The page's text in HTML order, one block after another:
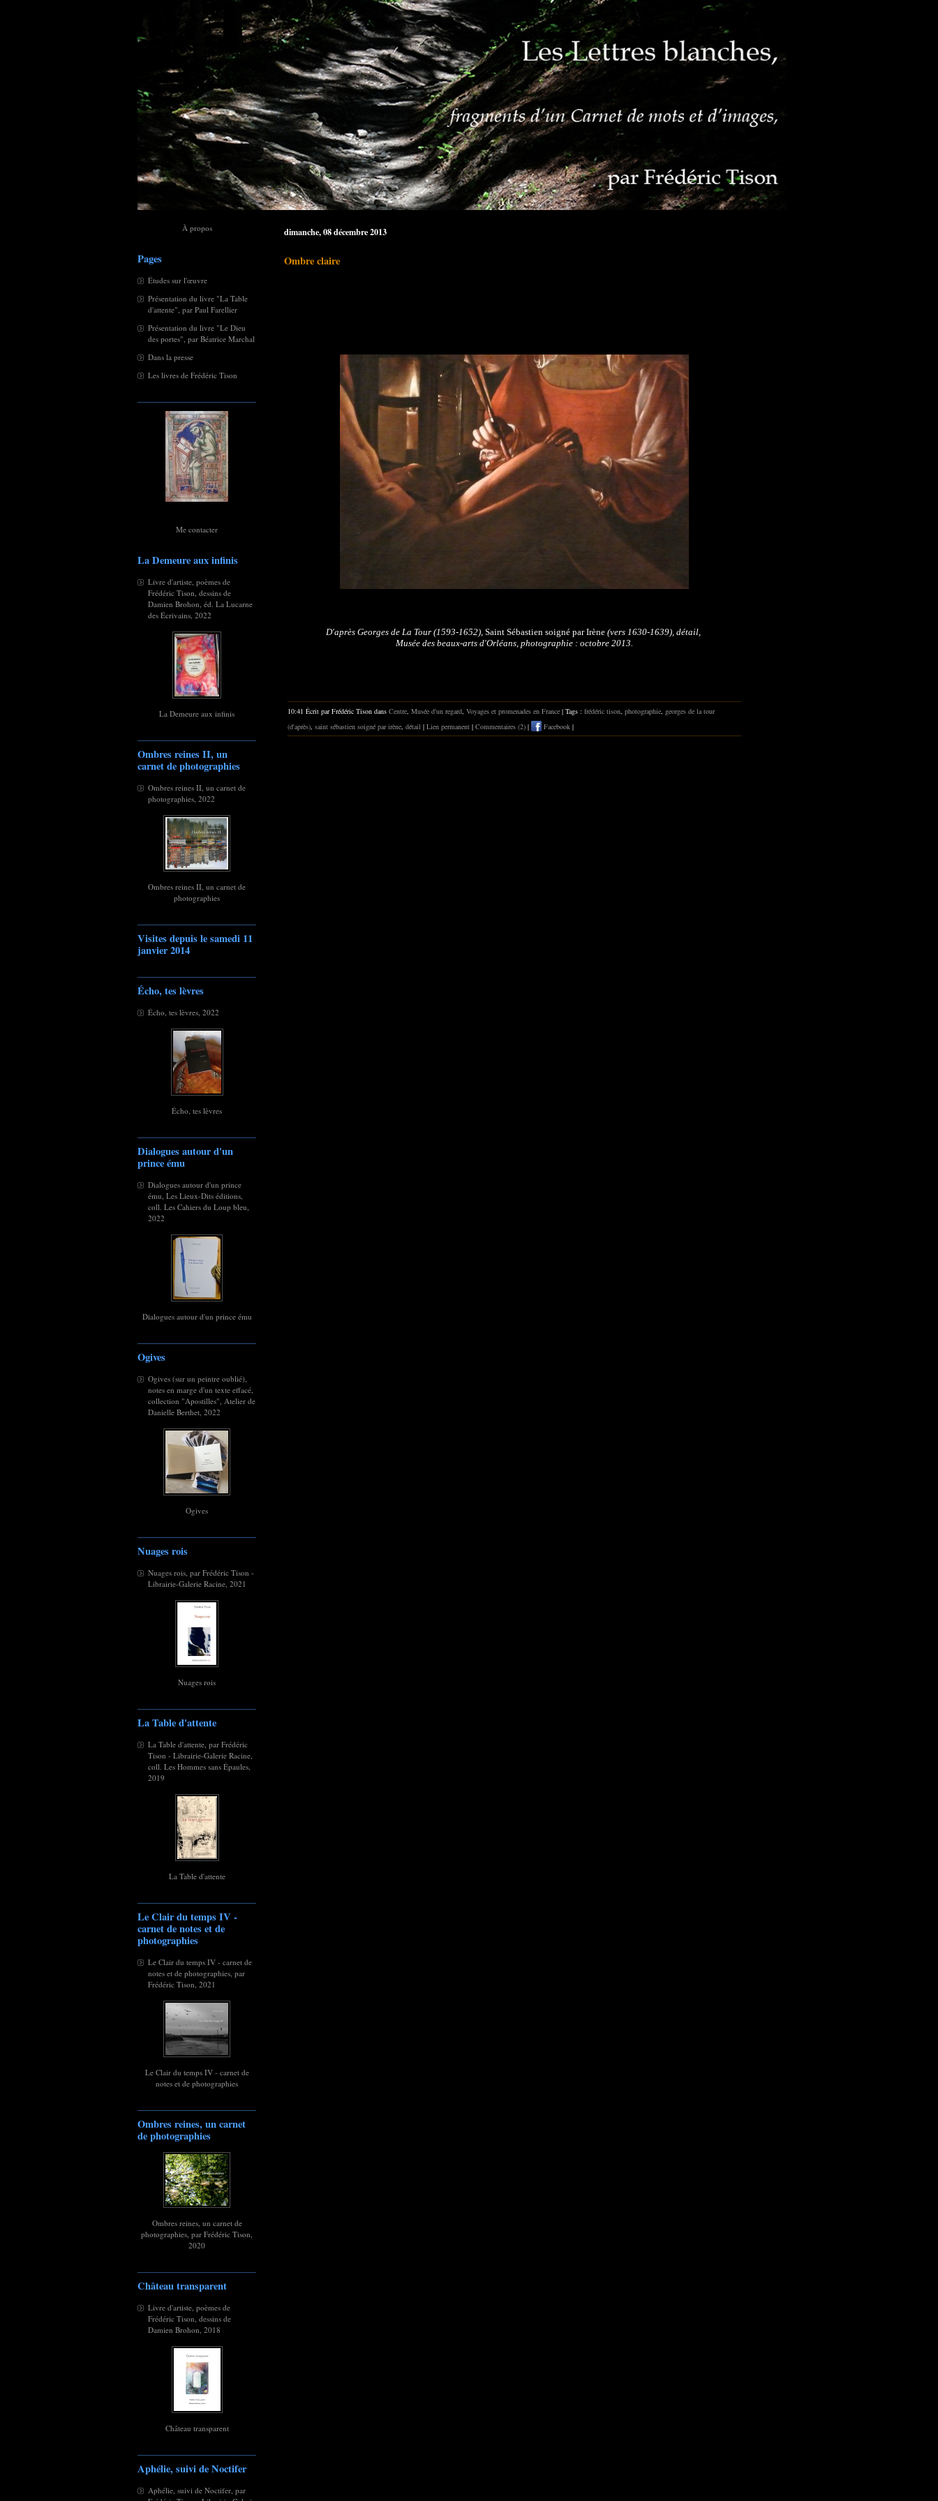
À propos
Pages
Études sur l'œuvre
Présentation du livre "La Table
d'attente", par Paul Farellier
Présentation du livre "Le Dieu
des portes", par Béatrice Marchal
Dans la presse
Les livres de Frédéric Tison
Me contacter
La Demeure aux infinis
Livre d'artiste, poèmes de
Frédéric Tison, dessins de
Damien Brohon, éd. La Lucarne
des Écrivains, 2022
La Demeure aux infinis
Ombres reines II, un
carnet de photographies
Ombres reines II, un carnet de
photographies, 2022
Ombres reines II, un carnet de
photographies
Visites depuis le samedi 11
janvier 2014
Écho, tes lèvres
Écho, tes lèvres, 2022
Écho, tes lèvres
Dialogues autour d'un
prince ému
Dialogues autour d'un prince
ému, Les Lieux-Dits éditions,
coll. Les Cahiers du Loup bleu,
2022
Dialogues autour d'un prince ému
Ogives
Ogives (sur un peintre oublié),
notes en marge d'un texte effacé,
collection "Apostilles", Atelier de
Danielle Berthet, 2022
Ogives
Nuages rois
Nuages rois, par Frédéric Tison -
Librairie-Galerie Racine, 2021
Nuages rois
La Table d'attente
La Table d'attente, par Frédéric
Tison - Librairie-Galerie Racine,
coll. Les Hommes sans Épaules,
2019
La Table d'attente
Le Clair du temps IV -
carnet de notes et de
photographies
Le Clair du temps IV - carnet de
notes et de photographies, par
Frédéric Tison, 2021
Le Clair du temps IV - carnet de
notes et de photographies
Ombres reines, un carnet
de photographies
Ombres reines, un carnet de
photographies, par Frédéric Tison,
2020
Château transparent
Livre d'artiste, poèmes de
Frédéric Tison, dessins de
Damien Brohon, 2018
Château transparent
Aphélie, suivi de Noctifer
Aphélie, suivi de Noctifer, par
dimanche, 08 décembre 2013
Ombre claire
D'après Georges de La Tour (1593-1652), Saint Sébastien soigné par Irène (vers 1630-1639), détail,
Musée des beaux-arts d'Orléans, photographie : octobre 2013.
10:41 Écrit par Frédéric Tison dans Centre Musée d'un regard Voyages et promenades en France | Tags : frédéric tison photographie georges de la tour
(d'après) saint sébastien soigné par irène détail | Lien permanent | Commentaires (2) | Facebook |